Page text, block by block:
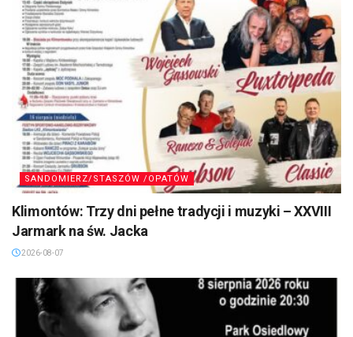
SANDOMIERZ/STASZÓW /OPATÓW
Klimontów: Trzy dni pełne tradycji i muzyki – XXVIII
Jarmark na św. Jacka
2026-08-07